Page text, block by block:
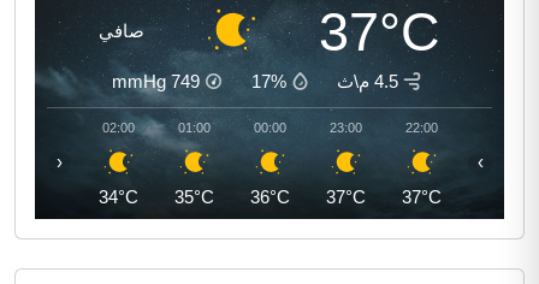
37°C صافي
4.5 م\ث 17%
749
mmHg
22:00
37°C
23:00
37°C
00:00
36°C
01:00
35°C
02:00
34°C
‹ ›